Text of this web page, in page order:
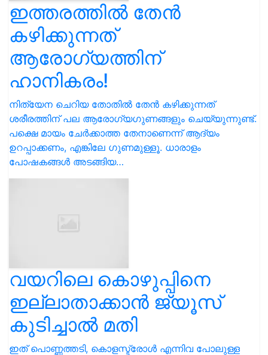
ഇത്തരത്തിൽ തേൻ
കഴിക്കുന്നത്
ആരോഗ്യത്തിന്
ഹാനികരം!
നിത്യേന ചെറിയ തോതിൽ തേൻ കഴിക്കുന്നത്
ശരീരത്തിന് പല ആരോഗ്യഗുണങ്ങളും ചെയ്യുന്നുണ്ട്.
പക്ഷെ മായം ചേർക്കാത്ത തേനാണെന്ന് ആദ്യം
ഉറപ്പാക്കണം, എങ്കിലേ ഗുണമുള്ളൂ. ധാരാളം
പോഷകങ്ങള്‍ അടങ്ങിയ…
വയറിലെ കൊഴുപ്പിനെ
ഇല്ലാതാക്കാൻ ജ്യൂസ്
കുടിച്ചാൽ മതി
ഇത് പൊണ്ണത്തടി, കൊളസ്ട്രോൾ എന്നിവ പോലുള്ള